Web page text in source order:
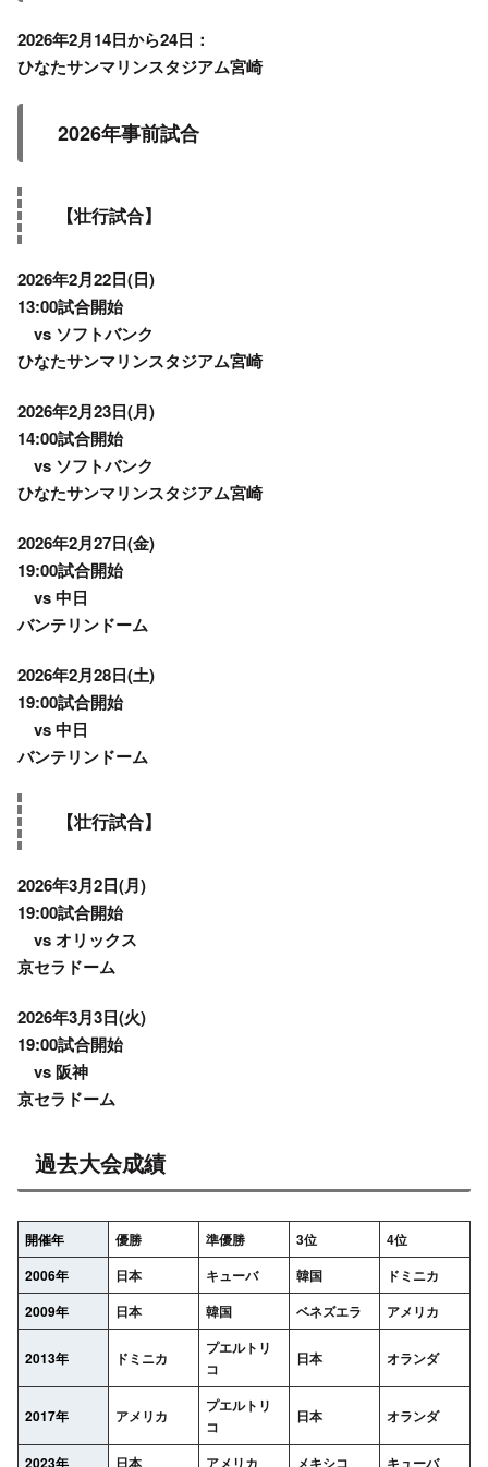
2026年2月14日から24日：
ひなたサンマリンスタジアム宮崎
2026年事前試合
【壮行試合】
2026年2月22日(日)
13:00試合開始
vs ソフトバンク
ひなたサンマリンスタジアム宮崎
2026年2月23日(月)
14:00試合開始
vs ソフトバンク
ひなたサンマリンスタジアム宮崎
2026年2月27日(金)
19:00試合開始
vs 中日
バンテリンドーム
2026年2月28日(土)
19:00試合開始
vs 中日
バンテリンドーム
【壮行試合】
2026年3月2日(月)
19:00試合開始
vs オリックス
京セラドーム
2026年3月3日(火)
19:00試合開始
vs 阪神
京セラドーム
過去大会成績
開催年 優勝 準優勝 3位
4位
2006年
日本 キューバ 韓国
ドミニカ
2009年
日本 韓国 ベネズエラ アメリカ
2013年 ドミニカ
プエルトリ
コ
日本 オランダ
2017年 アメリカ
プエルトリ
コ
日本 オランダ
2023年 日本 アメリカ メキシコ キューバ